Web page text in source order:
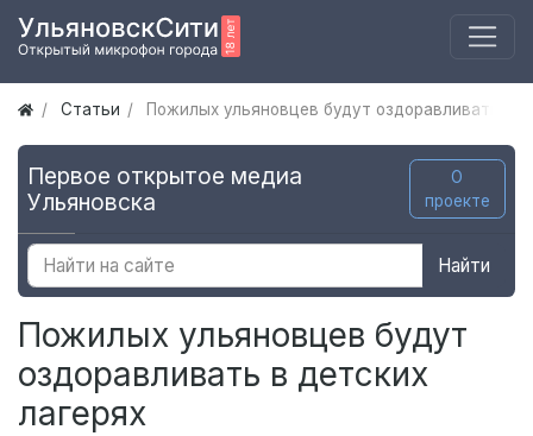
Статьи Пожилых ульяновцев будут оздоравливать в
Первое открытое медиа
Ульяновска
О
проекте
Найти
Пожилых ульяновцев будут
оздоравливать в детских
лагерях